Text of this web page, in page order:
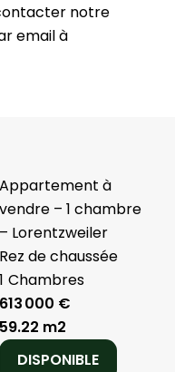
notre
email à
Appartement à
vendre – 1 chambre
– Lorentzweiler
Rez de chaussée
1 Chambres
613 000 €
59.22 m2
DISPONIBLE